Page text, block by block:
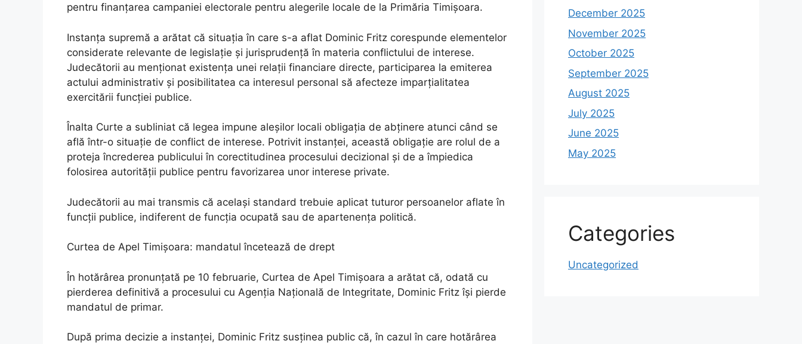
pentru finanțarea campaniei electorale pentru alegerile locale de la Primăria Timișoara.
Instanța supremă a arătat că situația în care s-a aflat Dominic Fritz corespunde elementelor
considerate relevante de legislație și jurisprudență în materia conflictului de interese.
Judecătorii au menționat existența unei relații financiare directe, participarea la emiterea
actului administrativ și posibilitatea ca interesul personal să afecteze imparțialitatea
exercitării funcției publice.
Înalta Curte a subliniat că legea impune aleșilor locali obligația de abținere atunci când se
află într-o situație de conflict de interese. Potrivit instanței, această obligație are rolul de a
proteja încrederea publicului în corectitudinea procesului decizional și de a împiedica
folosirea autorității publice pentru favorizarea unor interese private.
Judecătorii au mai transmis că același standard trebuie aplicat tuturor persoanelor aflate în
funcții publice, indiferent de funcția ocupată sau de apartenența politică.
Curtea de Apel Timișoara: mandatul încetează de drept
În hotărârea pronunțată pe 10 februarie, Curtea de Apel Timișoara a arătat că, odată cu
pierderea definitivă a procesului cu Agenția Națională de Integritate, Dominic Fritz își pierde
mandatul de primar.
După prima decizie a instanței, Dominic Fritz susținea public că, în cazul în care hotărârea
December 2025
November 2025
October 2025
September 2025
August 2025
July 2025
June 2025
May 2025
Categories
Uncategorized